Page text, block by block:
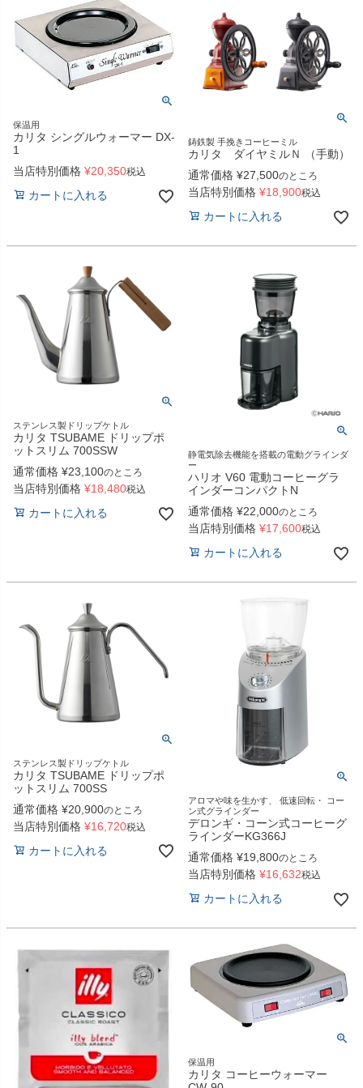
保温用
カリタ シングルウォーマー DX-
1
当店特別価格 ¥20,350税込
カートに入れる
鋳鉄製 手挽きコーヒーミル
カリタ ダイヤミルＮ （手動）
通常価格 ¥27,500のところ
当店特別価格 ¥18,900税込
カートに入れる
ステンレス製ドリップケトル
カリタ TSUBAME ドリップポ
ットスリム 700SSW
通常価格 ¥23,100のところ
当店特別価格 ¥18,480税込
カートに入れる
静電気除去機能を搭載の電動グラインダ
ー
ハリオ V60 電動コーヒーグラ
インダーコンパクトN
通常価格 ¥22,000のところ
当店特別価格 ¥17,600税込
カートに入れる
ステンレス製ドリップケトル
カリタ TSUBAME ドリップポ
ットスリム 700SS
通常価格 ¥20,900のところ
当店特別価格 ¥16,720税込
カートに入れる
アロマや味を生かす、 低速回転・ コー
ン式グラインダー
デロンギ・コーン式コーヒーグ
ラインダーKG366J
通常価格 ¥19,800のところ
当店特別価格 ¥16,632税込
カートに入れる
保温用
カリタ コーヒーウォーマー